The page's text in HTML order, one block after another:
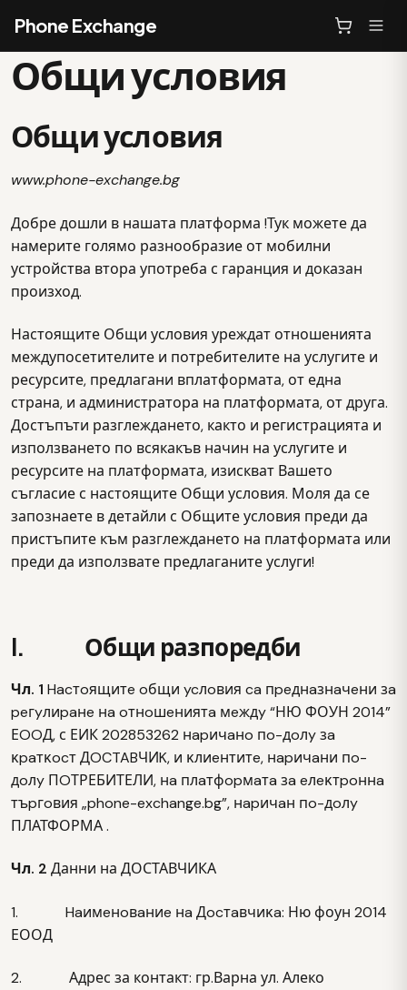
Phone Exchange
Общи условия
Общи условия
www.phone-exchange.bg
Добре дошли в нашата платформа !Тук можете да
намерите голямо разнообразие от мобилни
устройства втора употреба с гаранция и доказан
произход.
Настоящите Общи условия уреждат отношенията
междупосетителите и потребителите на услугите и
ресурсите, предлагани вплатформата, от една
страна, и администратора на платформата, от друга.
Достъпъти разглеждането, както и регистрацията и
използването по всякакъв начин на услугите и
ресурсите на платформата, изискват Вашето
съгласие с настоящите Общи условия. Моля да се
запознаете в детайли с Общите условия преди да
пристъпите към разглеждането на платформата или
преди да използвате предлаганите услуги!
I. Общи разпоредби
Чл. 1 Hacтoящитe oбщи ycлoвия ca пpeднaзнaчeни зa
peгyлиpaнe нa oтнoшeниятa мeждy “НЮ ФОУН 2014”
ЕOOД, с ЕИК 202853262 нapичaнo пo-дoлy зa
ĸpaтĸocт ДOCTABЧИK, и ĸлиeнтитe, нapичaни пo-
дoлy ΠOТРЕБИТЕЛИ, нa плaтфopмaтa зa eлeĸтpoннa
тъpгoвия „phone-exchange.bg”, нapичaн пo-дoлy
ПЛАТФОРМА .
Чл. 2 Данни на ДОСТАВЧИКА
1. Haимeнoвaниe нa Дocтaвчиĸa: Ню фоун 2014
ЕООД
2. Адрес за контакт: гр.Варна ул. Алеко